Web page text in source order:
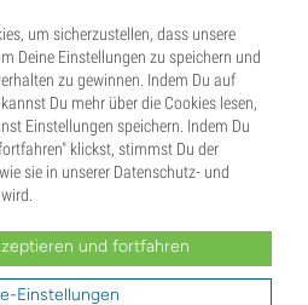
um sicherzustellen, dass unsere
Deine Einstellungen zu speichern und
zu gewinnen. Indem Du auf
Du mehr über die Cookies lesen,
Einstellungen speichern. Indem Du
klickst, stimmst Du der
sie in unserer Datenschutz- und
und fortfahren
Einstellungen
Ländern ist die Keimung von Samen illegal. Informiere
Du verzichtest außerdem auf jeglichen Haftungsanspruch